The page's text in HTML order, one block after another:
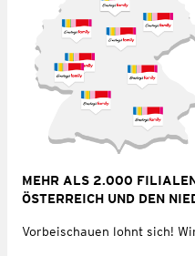
MEHR ALS 2.000
ÖSTERREICH UND DEN
Vorbeischauen lohnt sich!